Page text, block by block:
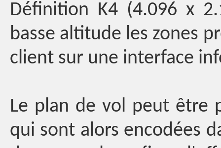
Définition K4 (4.096 x
basse altitude les zones
client sur une interface
Le plan de vol peut être
qui sont alors encodées